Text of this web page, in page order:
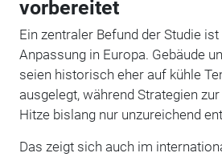
vorbereitet
Ein zentraler Befund der Studie
Anpassung in Europa. Gebäude
seien historisch eher auf kühle
ausgelegt, während Strategien
Hitze bislang nur unzureichend
Das zeigt sich auch im